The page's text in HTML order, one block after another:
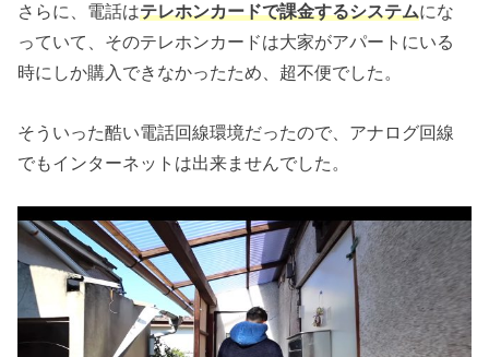
さらに、電話はテレホンカードで課金するシステムにな
っていて、そのテレホンカードは大家がアパートにいる
時にしか購入できなかったため、超不便でした。
そういった酷い電話回線環境だったので、アナログ回線
でもインターネットは出来ませんでした。